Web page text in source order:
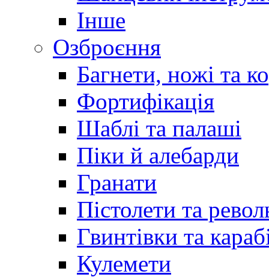
Інше
Озброєння
Багнети, ножі та
Фортифікація
Шаблі та палаші
Піки й алебарди
Гранати
Пістолети та
Гвинтівки та
Кулемети